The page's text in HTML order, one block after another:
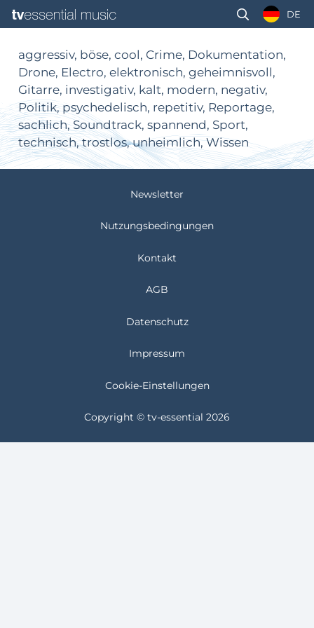
DE
aggressiv, böse, cool, Crime, Dokumentation,
Drone, Electro, elektronisch, geheimnisvoll,
Gitarre, investigativ, kalt, modern, negativ,
Politik, psychedelisch, repetitiv, Reportage,
sachlich, Soundtrack, spannend, Sport,
technisch, trostlos, unheimlich, Wissen
Newsletter
Nutzungsbedingungen
Kontakt
AGB
Datenschutz
Impressum
Cookie-Einstellungen
Copyright © tv-essential 2026